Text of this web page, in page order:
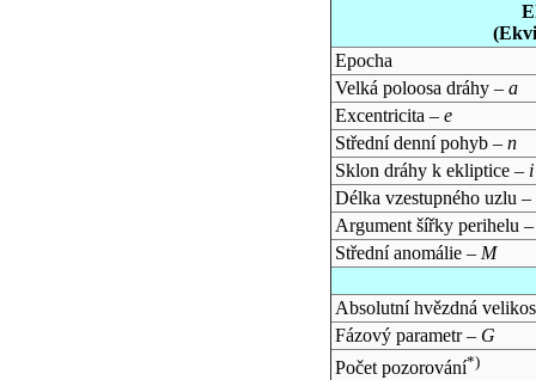
Epocha
Velká poloosa dráhy – a
Excentricita – e
Střední denní pohyb – n
Sklon dráhy k ekliptice – i
Délka vzestupného uzlu –
Argument šířky perihelu
Střední anomálie – M
Absolutní hvězdná
Fázový parametr – G
Počet pozorování*)